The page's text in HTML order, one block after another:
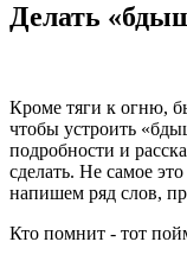
Делать
Кроме тяги к огню,
чтобы устроить
подробности и
сделать. Не самое
напишем ряд слов,
Кто помнит - тот